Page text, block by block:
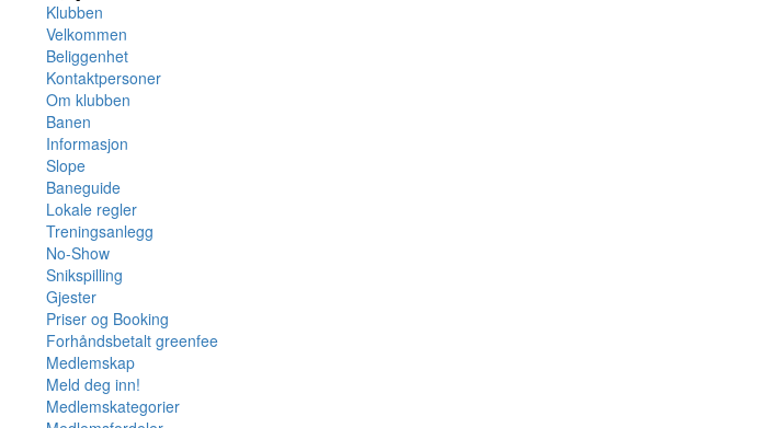
Klubben
Velkommen
Beliggenhet
Kontaktpersoner
Om klubben
Banen
Informasjon
Slope
Baneguide
Lokale regler
Treningsanlegg
No-Show
Snikspilling
Gjester
Priser og Booking
Forhåndsbetalt greenfee
Medlemskap
Meld deg inn!
Medlemskategorier